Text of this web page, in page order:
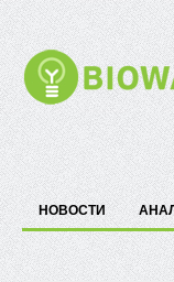
НОВОСТИ